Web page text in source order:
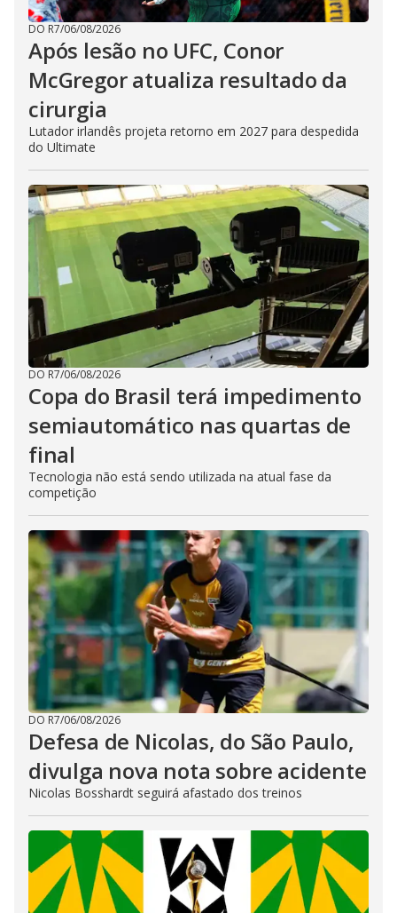
DO R7/06/08/2026
Após lesão no UFC, Conor
McGregor atualiza resultado da
cirurgia
Lutador irlandês projeta retorno em 2027 para despedida
do Ultimate
DO R7/06/08/2026
Copa do Brasil terá impedimento
semiautomático nas quartas de
final
Tecnologia não está sendo utilizada na atual fase da
competição
DO R7/06/08/2026
Defesa de Nicolas, do São Paulo,
divulga nova nota sobre acidente
Nicolas Bosshardt seguirá afastado dos treinos